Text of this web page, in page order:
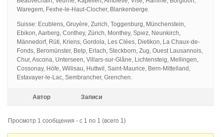
Waregem, Fexhe-le-Haut-Clocher, Blankenberge.
Suisse: Ecublens, Gruyère, Zurich, Toggenburg, Münchenstein,
Ebikon, Aarberg, Conthey, Zürich, Monthey, Spiez, Neunkirch,
Männedorf, Rüti, Kriens, Gordola, Les Clées, Dietikon, La Chaux-de-
Fonds, Beromünster, Belp, Erlach, Steckborn, Zug, Ouest Lausannois,
Chur, Ascona, Unterseen, Villars-sur-Glâne, Lichtensteig, Mellingen,
Cossonay, Höfe, Willisau, Huttwil, Saint-Maurice, Bern-Mittelland,
Estavayer-le-Lac, Sembrancher, Grenchen.
Автор Записи
Просмотр 1 сообщения - с 1 по 1 (всего 1)